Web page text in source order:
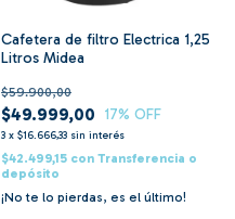
Cafetera de filtro Electrica 1,25
Litros Midea
$49.999,00
$59.900,00
17% OFF
3 x $16.666,33 sin interés
$42.499,15 con Transferencia o
depósito
¡No te lo pierdas, es el último!